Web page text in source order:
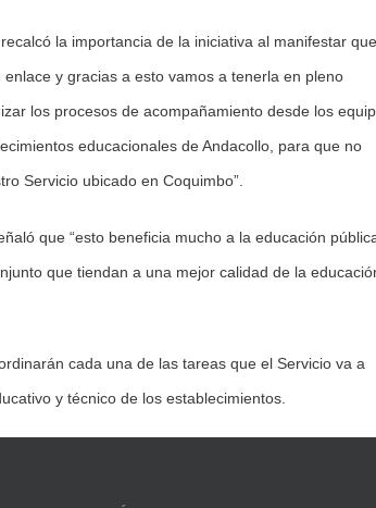
la importancia de la iniciativa al manifestar que
y gracias a esto vamos a tenerla en pleno
los procesos de acompañamiento desde los
educacionales de Andacollo, para que no
Servicio ubicado en Coquimbo”.
que “esto beneficia mucho a la educación
que tiendan a una mejor calidad de la
cada una de las tareas que el Servicio va a
y técnico de los establecimientos.